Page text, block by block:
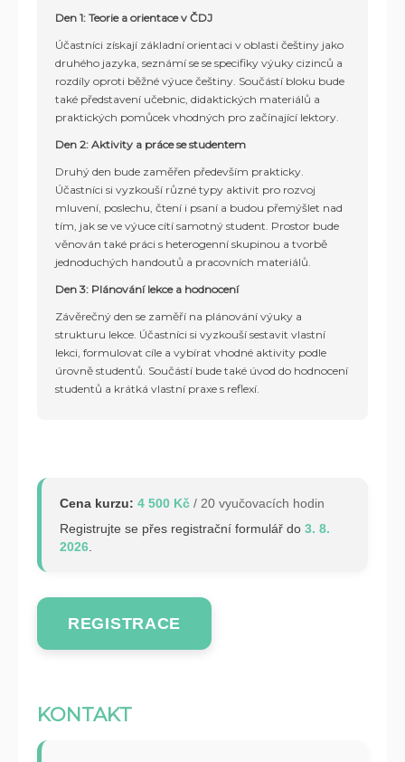
Den 1: Teorie a orientace v ČDJ
Účastníci získají základní orientaci v oblasti češtiny jako
druhého jazyka, seznámí se se specifiky výuky cizinců a
rozdíly oproti běžné výuce češtiny. Součástí bloku bude
také představení učebnic, didaktických materiálů a
praktických pomůcek vhodných pro začínající lektory.
Den 2: Aktivity a práce se studentem
Druhý den bude zaměřen především prakticky.
Účastníci si vyzkouší různé typy aktivit pro rozvoj
mluvení, poslechu, čtení i psaní a budou přemýšlet nad
tím, jak se ve výuce cítí samotný student. Prostor bude
věnován také práci s heterogenní skupinou a tvorbě
jednoduchých handoutů a pracovních materiálů.
Den 3: Plánování lekce a hodnocení
Závěrečný den se zaměří na plánování výuky a
strukturu lekce. Účastníci si vyzkouší sestavit vlastní
lekci, formulovat cíle a vybírat vhodné aktivity podle
úrovně studentů. Součástí bude také úvod do hodnocení
studentů a krátká vlastní praxe s reflexí.
Cena kurzu: 4 500 Kč / 20 vyučovacích hodin
Registrujte se přes registrační formulář do 3. 8.
2026
REGISTRACE
KONTAKT